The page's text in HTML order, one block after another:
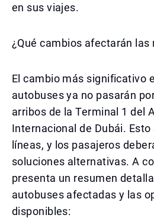
en sus viajes.
¿Qué cambios afectarán las
El cambio más significativo
autobuses ya no pasarán
arribos de la Terminal 1 del
Internacional de Dubái.
líneas, y los pasajeros
soluciones alternativas. A
presenta un resumen
autobuses afectadas y las
disponibles: